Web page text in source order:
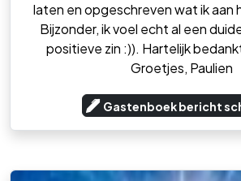
laten en opgeschreven wat ik aan
Bijzonder, ik voel echt al een
positieve zin :)). Hartelijk
Groetjes, Paulien
Gastenboek bericht